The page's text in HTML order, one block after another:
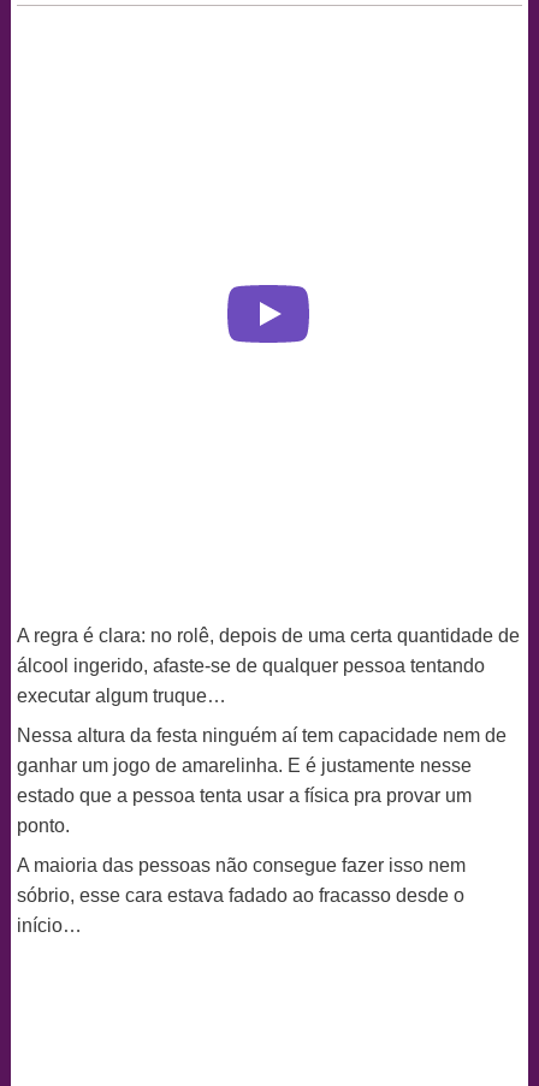
A regra é clara: no rolê, depois de uma certa quantidade de
álcool ingerido, afaste-se de qualquer pessoa tentando
executar algum truque…
Nessa altura da festa ninguém aí tem capacidade nem de
ganhar um jogo de amarelinha. E é justamente nesse
estado que a pessoa tenta usar a física pra provar um
ponto.
A maioria das pessoas não consegue fazer isso nem
sóbrio, esse cara estava fadado ao fracasso desde o
início…